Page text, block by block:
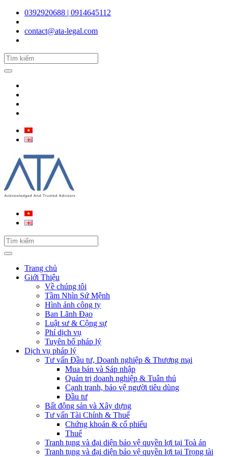
0392920688 | 0914645112
contact@ata-legal.com
Trang chủ
Giới Thiệu
Về chúng tôi
Tầm Nhìn Sứ Mệnh
Hình ảnh công ty
Ban Lãnh Đạo
Luật sư & Cộng sự
Phí dịch vụ
Tuyên bố pháp lý
Dịch vụ pháp lý
Tư vấn Đầu tư, Doanh nghiệp & Thương mại
Mua bán và Sáp nhập
Quản trị doanh nghiệp & Tuân thủ
Cạnh tranh, bảo vệ người tiêu dùng
Đầu tư
Bất động sản và Xây dựng
Tư vấn Tài Chính & Thuế
Chứng khoán & cổ phiếu
Thuế
Tranh tụng và đại diện bảo vệ quyền lợi tại Toà án
Tranh tụng và đại diện bảo vệ quyền lợi tại Trọng tài